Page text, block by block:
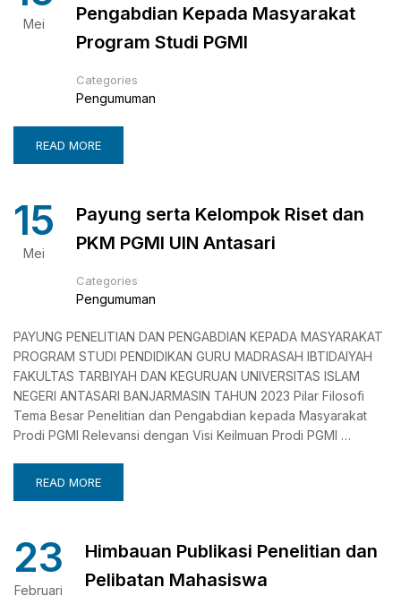
Mei
Pengabdian Kepada Masyarakat
Program Studi PGMI
Categories
Pengumuman
READ MORE
15
Mei
Payung serta Kelompok Riset dan
PKM PGMI UIN Antasari
Categories
Pengumuman
PAYUNG PENELITIAN DAN PENGABDIAN KEPADA MASYARAKAT
PROGRAM STUDI PENDIDIKAN GURU MADRASAH IBTIDAIYAH
FAKULTAS TARBIYAH DAN KEGURUAN UNIVERSITAS ISLAM
NEGERI ANTASARI BANJARMASIN TAHUN 2023 Pilar Filosofi
Tema Besar Penelitian dan Pengabdian kepada Masyarakat
Prodi PGMI Relevansi dengan Visi Keilmuan Prodi PGMI …
READ MORE
23
Februari
Himbauan Publikasi Penelitian dan
Pelibatan Mahasiswa